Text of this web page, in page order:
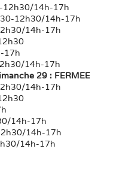
12h30/14h-17h
12h30/14h-17h
14h-17h
17h
14h-17h
29 : FERMEE
14h-17h
14h-17h
14h-17h
14h-17h